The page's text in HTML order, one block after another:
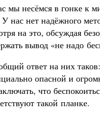
мы несёмся в гонке к
нас нет надёжного
на это, обсуждая
вывод «не надо
ответ на них
опасной и
что
такой планке.